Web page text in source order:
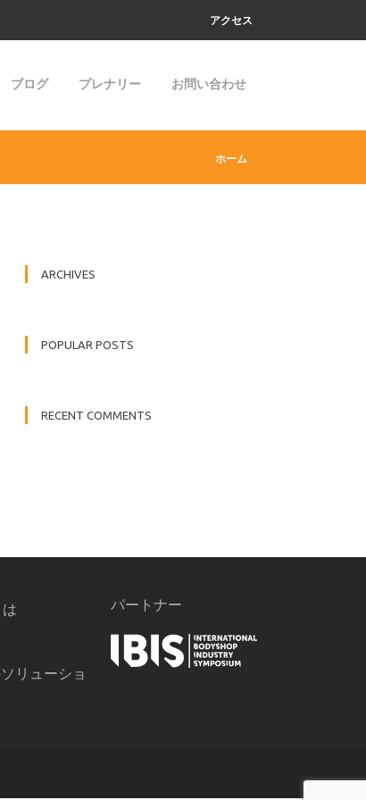
アクセス
ブログ プレナリー お問い合わせ
ホーム
ARCHIVES
POPULAR POSTS
RECENT COMMENTS
は
リューショ
パートナー